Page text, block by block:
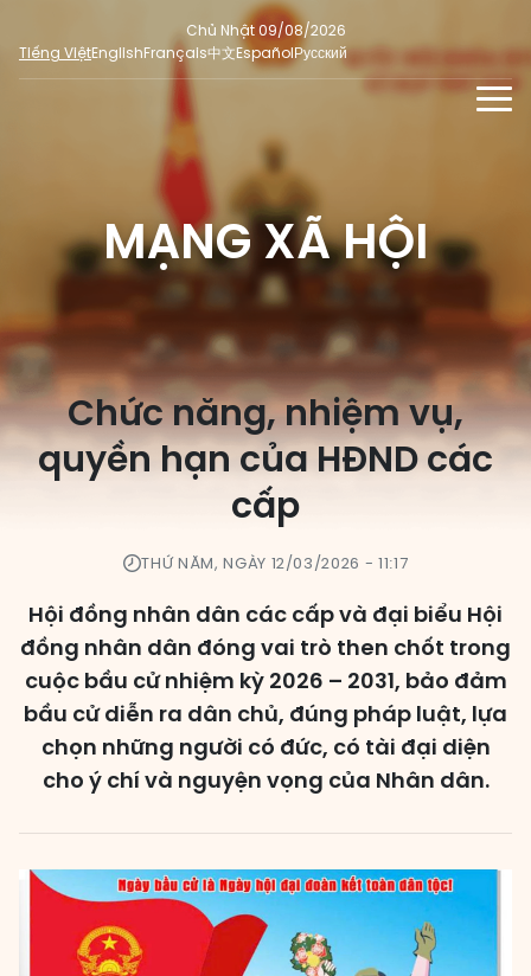
Chủ Nhật 09/08/2026
Tiếng ViệtEnglishFrançais中文EspañolРусский
TIN TỨC - SỰ KIỆN
Phỏng vấn - Nhận định
Ý kiến cử tri
Người đại biểu nhân dân
Tin nổi bật
Dư luận quốc tế
Hỏi đáp bầu cử
ĐA PHƯƠNG TIỆN
Ảnh
Video
E-magazine
Infographic
DÀNH CHO BÁO CHÍ
MẠNG XÃ HỘI
SỐ LIỆU BẦU CỬ
Cử tri tham gia bầu cử
Tổng số đại biểu quốc hội
Các đơn vị bầu cử
HĐND cấp xã
HĐND cấp tỉnh, thành phố
MẠNG XÃ HỘI
Chức năng, nhiệm vụ,
quyền hạn của HĐND các
cấp
THỨ NĂM, NGÀY 12/03/2026 - 11:17
Hội đồng nhân dân các cấp và đại biểu Hội
đồng nhân dân đóng vai trò then chốt trong
cuộc bầu cử nhiệm kỳ 2026 – 2031, bảo đảm
bầu cử diễn ra dân chủ, đúng pháp luật, lựa
chọn những người có đức, có tài đại diện
cho ý chí và nguyện vọng của Nhân dân.